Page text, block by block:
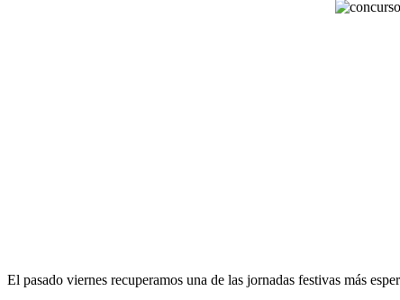
El pasado viernes recuperamos una de las jornadas festivas más